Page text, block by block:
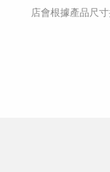
店會根據產品尺